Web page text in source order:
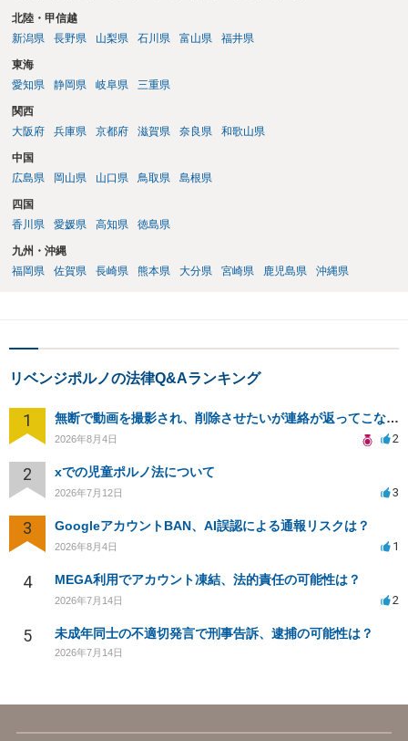
北陸・甲信越
新潟県
長野県 山梨県 石川県 富山県 福井県
東海
愛知県
静岡県 岐阜県 三重県
関西
大阪府
兵庫県 京都府 滋賀県 奈良県 和歌山県
中国
広島県
岡山県 山口県 鳥取県 島根県
四国
香川県
愛媛県 高知県 徳島県
九州・沖縄
福岡県
佐賀県 長崎県 熊本県 大分県 宮崎県 鹿児島県 沖縄県
リベンジポルノの法律Q&Aランキング
1 無断で動画を撮影され、削除させたいが連絡が返ってこない。
2026年8月4日 2
2 xでの児童ポルノ法について
2026年7月12日 3
3 GoogleアカウントBAN、AI誤認による通報リスクは？
2026年8月4日 1
4 MEGA利用でアカウント凍結、法的責任の可能性は？
2026年7月14日 2
5 未成年同士の不適切発言で刑事告訴、逮捕の可能性は？
2026年7月14日